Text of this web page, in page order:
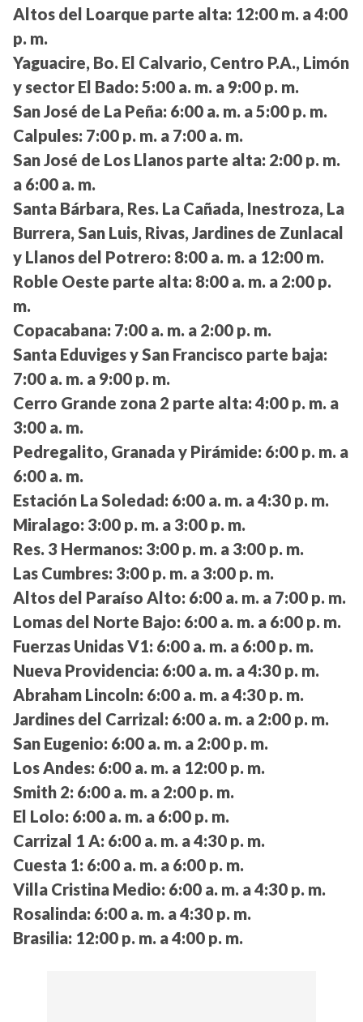
Altos del Loarque parte alta: 12:00 m. a 4:00
p. m.
Yaguacire, Bo. El Calvario, Centro P.A., Limón
y sector El Bado: 5:00 a. m. a 9:00 p. m.
San José de La Peña: 6:00 a. m. a 5:00 p. m.
Calpules: 7:00 p. m. a 7:00 a. m.
San José de Los Llanos parte alta: 2:00 p. m.
a 6:00 a. m.
Santa Bárbara, Res. La Cañada, Inestroza, La
Burrera, San Luis, Rivas, Jardines de Zunlacal
y Llanos del Potrero: 8:00 a. m. a 12:00 m.
Roble Oeste parte alta: 8:00 a. m. a 2:00 p.
m.
Copacabana: 7:00 a. m. a 2:00 p. m.
Santa Eduviges y San Francisco parte baja:
7:00 a. m. a 9:00 p. m.
Cerro Grande zona 2 parte alta: 4:00 p. m. a
3:00 a. m.
Pedregalito, Granada y Pirámide: 6:00 p. m. a
6:00 a. m.
Estación La Soledad: 6:00 a. m. a 4:30 p. m.
Miralago: 3:00 p. m. a 3:00 p. m.
Res. 3 Hermanos: 3:00 p. m. a 3:00 p. m.
Las Cumbres: 3:00 p. m. a 3:00 p. m.
Altos del Paraíso Alto: 6:00 a. m. a 7:00 p. m.
Lomas del Norte Bajo: 6:00 a. m. a 6:00 p. m.
Fuerzas Unidas V1: 6:00 a. m. a 6:00 p. m.
Nueva Providencia: 6:00 a. m. a 4:30 p. m.
Abraham Lincoln: 6:00 a. m. a 4:30 p. m.
Jardines del Carrizal: 6:00 a. m. a 2:00 p. m.
San Eugenio: 6:00 a. m. a 2:00 p. m.
Los Andes: 6:00 a. m. a 12:00 p. m.
Smith 2: 6:00 a. m. a 2:00 p. m.
El Lolo: 6:00 a. m. a 6:00 p. m.
Carrizal 1 A: 6:00 a. m. a 4:30 p. m.
Cuesta 1: 6:00 a. m. a 6:00 p. m.
Villa Cristina Medio: 6:00 a. m. a 4:30 p. m.
Rosalinda: 6:00 a. m. a 4:30 p. m.
Brasilia: 12:00 p. m. a 4:00 p. m.